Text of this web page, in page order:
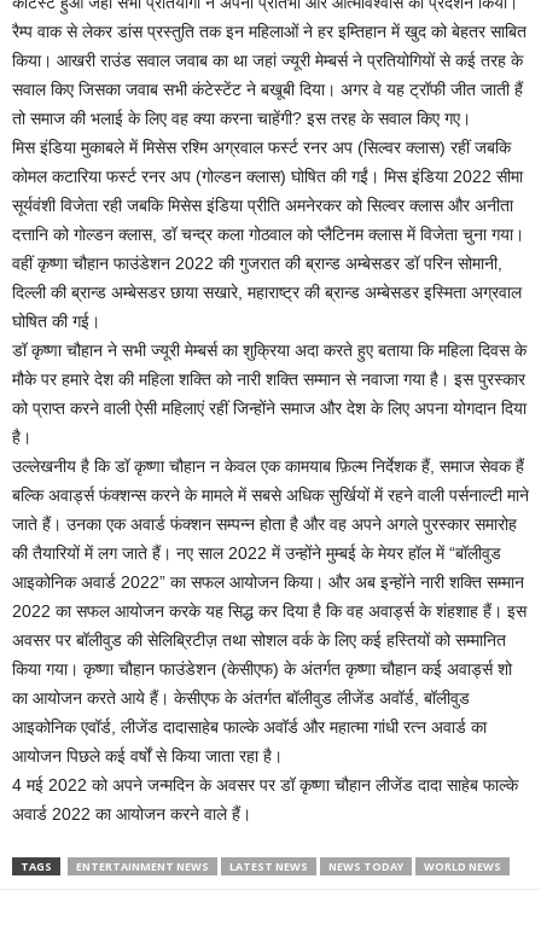
रैम्प वाक से लेकर डांस प्रस्तुति तक इन महिलाओं ने हर इम्तिहान में खुद को बेहतर साबित
किया। आखरी राउंड सवाल जवाब का था जहां ज्यूरी मेम्बर्स ने प्रतियोगियों से कई तरह के
सवाल किए जिसका जवाब सभी कंटेस्टेंट ने बखूबी दिया। अगर वे यह ट्रॉफी जीत जाती हैं
तो समाज की भलाई के लिए वह क्या करना चाहेंगी? इस तरह के सवाल किए गए।
मिस इंडिया मुकाबले में मिसेस रश्मि अग्रवाल फर्स्ट रनर अप (सिल्वर क्लास) रहीं जबकि
कोमल कटारिया फर्स्ट रनर अप (गोल्डन क्लास) घोषित की गईं। मिस इंडिया 2022 सीमा
सूर्यवंशी विजेता रही जबकि मिसेस इंडिया प्रीति अमनेरकर को सिल्वर क्लास और अनीता
दत्तानि को गोल्डन क्लास, डॉ चन्द्र कला गोठवाल को प्लैटिनम क्लास में विजेता चुना गया।
वहीं कृष्णा चौहान फाउंडेशन 2022 की गुजरात की ब्रान्ड अम्बेसडर डॉ परिन सोमानी,
दिल्ली की ब्रान्ड अम्बेसडर छाया सखारे, महाराष्ट्र की ब्रान्ड अम्बेसडर इस्मिता अग्रवाल
घोषित की गई।
डॉ कृष्णा चौहान ने सभी ज्यूरी मेम्बर्स का शुक्रिया अदा करते हुए बताया कि महिला दिवस के
मौके पर हमारे देश की महिला शक्ति को नारी शक्ति सम्मान से नवाजा गया है। इस पुरस्कार
को प्राप्त करने वाली ऐसी महिलाएं रहीं जिन्होंने समाज और देश के लिए अपना योगदान दिया
है।
उल्लेखनीय है कि डॉ कृष्णा चौहान न केवल एक कामयाब फ़िल्म निर्देशक हैं, समाज सेवक हैं
बल्कि अवार्ड्स फंक्शन्स करने के मामले में सबसे अधिक सुर्खियों में रहने वाली पर्सनाल्टी माने
जाते हैं। उनका एक अवार्ड फंक्शन सम्पन्न होता है और वह अपने अगले पुरस्कार समारोह
की तैयारियों में लग जाते हैं। नए साल 2022 में उन्होंने मुम्बई के मेयर हॉल में “बॉलीवुड
आइकोनिक अवार्ड 2022” का सफल आयोजन किया। और अब इन्होंने नारी शक्ति सम्मान
2022 का सफल आयोजन करके यह सिद्ध कर दिया है कि वह अवार्ड्स के शंहशाह हैं। इस
अवसर पर बॉलीवुड की सेलिब्रिटीज़ तथा सोशल वर्क के लिए कई हस्तियों को सम्मानित
किया गया। कृष्णा चौहान फाउंडेशन (केसीएफ) के अंतर्गत कृष्णा चौहान कई अवार्ड्स शो
का आयोजन करते आये हैं। केसीएफ के अंतर्गत बॉलीवुड लीजेंड अवॉर्ड, बॉलीवुड
आइकोनिक एवॉर्ड, लीजेंड दादासाहेब फाल्के अवॉर्ड और महात्मा गांधी रत्न अवार्ड का
आयोजन पिछले कई वर्षों से किया जाता रहा है।
4 मई 2022 को अपने जन्मदिन के अवसर पर डॉ कृष्णा चौहान लीजेंड दादा साहेब फाल्के
अवार्ड 2022 का आयोजन करने वाले हैं।
TAGS ENTERTAINMENT NEWS LATEST NEWS NEWS TODAY WORLD NEWS